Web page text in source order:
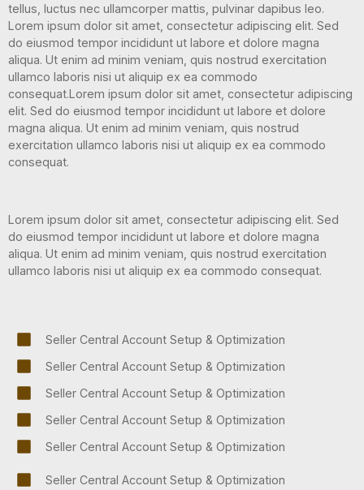
tellus, luctus nec ullamcorper mattis, pulvinar dapibus leo.
Lorem ipsum dolor sit amet, consectetur adipiscing elit. Sed
do eiusmod tempor incididunt ut labore et dolore magna
aliqua. Ut enim ad minim veniam, quis nostrud exercitation
ullamco laboris nisi ut aliquip ex ea commodo
consequat.Lorem ipsum dolor sit amet, consectetur adipiscing
elit. Sed do eiusmod tempor incididunt ut labore et dolore
magna aliqua. Ut enim ad minim veniam, quis nostrud
exercitation ullamco laboris nisi ut aliquip ex ea commodo
consequat.
Lorem ipsum dolor sit amet, consectetur adipiscing elit. Sed
do eiusmod tempor incididunt ut labore et dolore magna
aliqua. Ut enim ad minim veniam, quis nostrud exercitation
ullamco laboris nisi ut aliquip ex ea commodo consequat.
Seller Central Account Setup & Optimization
Seller Central Account Setup & Optimization
Seller Central Account Setup & Optimization
Seller Central Account Setup & Optimization
Seller Central Account Setup & Optimization
Seller Central Account Setup & Optimization